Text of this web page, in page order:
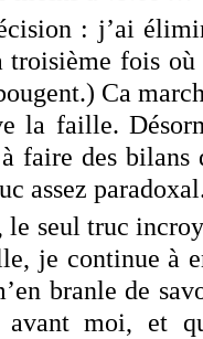
: j’ai
troisième fois
Ca
la faille.
faire des bilans
assez
le seul truc
je continue à
branle de
moi, et